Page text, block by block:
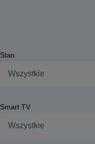
Stan
Wszystkie
Smart TV
Wszystkie